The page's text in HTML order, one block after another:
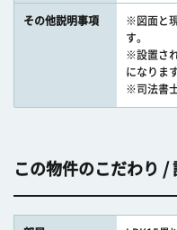
その他説明事項
※図面と
す。
※設置さ
になります
※司法書
この物件のこだわり /